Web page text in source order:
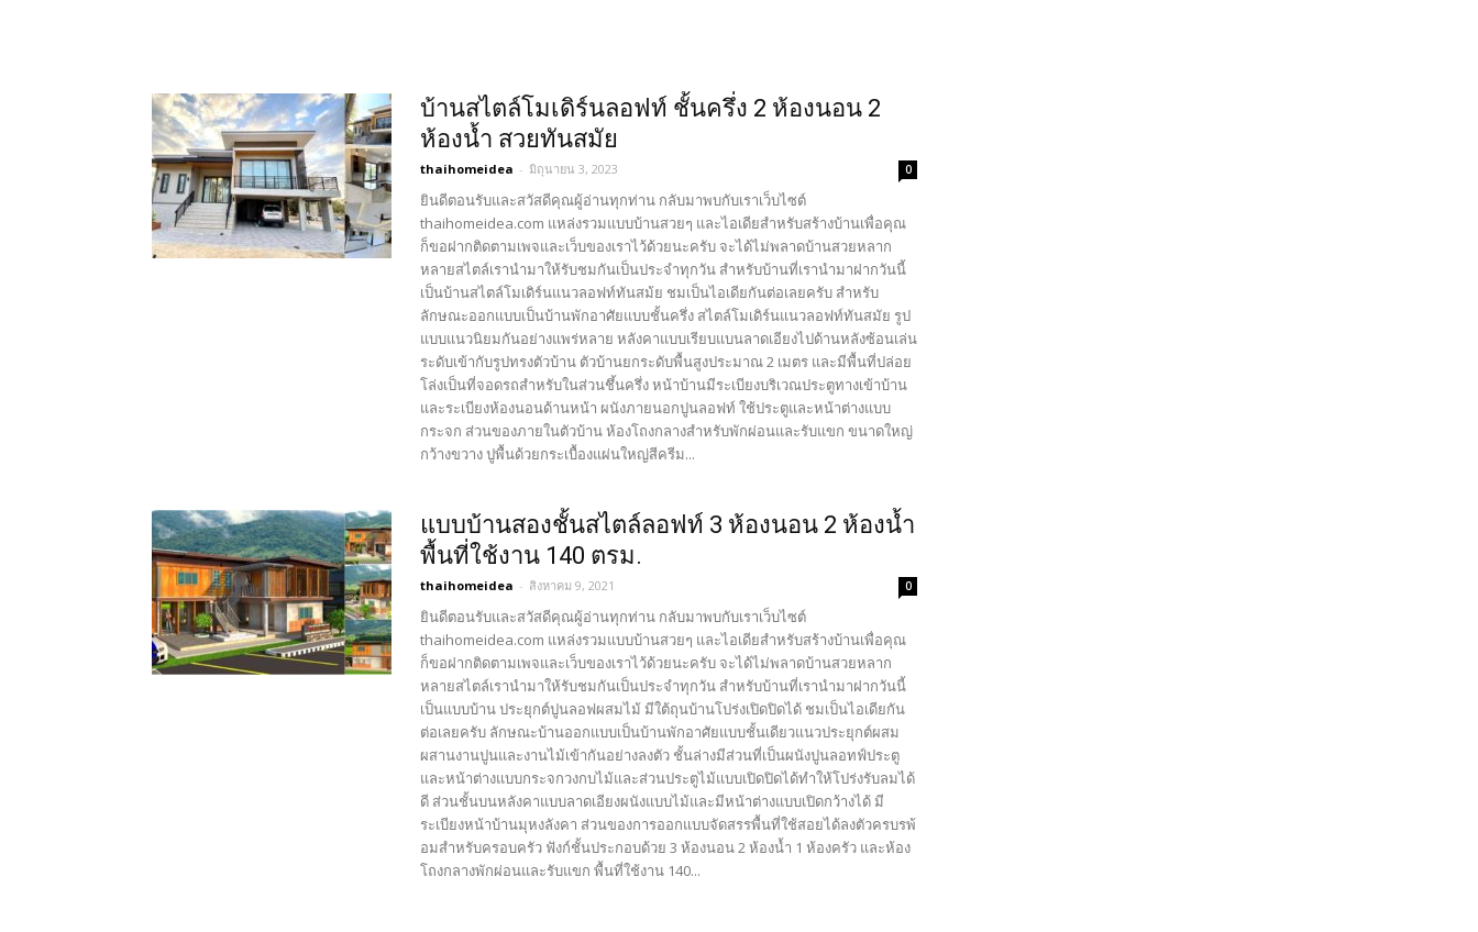
บ้านสไตล์โมเดิร์นลอฟท์ ชั้นครึ่ง 2 ห้องนอน 2
ห้องน้ำ สวยทันสมัย
thaihomeidea - มิถุนายน 3, 2023 0
ยินดีตอนรับและสวัสดีคุณผู้อ่านทุกท่าน กลับมาพบกับเราเว็บไซต์
thaihomeidea.com แหล่งรวมแบบบ้านสวยๆ และไอเดียสำหรับสร้างบ้านเพื่อคุณ
ก็ขอฝากติดตามเพจและเว็บของเราไว้ด้วยนะครับ จะได้ไม่พลาดบ้านสวยหลาก
หลายสไตล์เรานำมาให้รับชมกันเป็นประจำทุกวัน สำหรับบ้านที่เรานำมาฝากวันนี้
เป็นบ้านสไตล์โมเดิร์นแนวลอฟท์ทันสม้ย ชมเป็นไอเดียกันต่อเลยครับ สำหรับ
ลักษณะออกแบบเป็นบ้านพักอาศัยแบบชั้นครึ่ง สไตล์โมเดิร์นแนวลอฟท์ทันสมัย รูป
แบบแนวนิยมกันอย่างแพร่หลาย หลังคาแบบเรียบแบนลาดเอียงไปด้านหลังซ้อนเล่น
ระดับเข้ากับรูปทรงตัวบ้าน ตัวบ้านยกระดับพื้นสูงประมาณ 2 เมตร และมีพื้นที่ปล่อย
โล่งเป็นที่จอดรถสำหรับในส่วนชึ้นครึ่ง หน้าบ้านมีระเบียงบริเวณประตูทางเข้าบ้าน
และระเบียงห้องนอนด้านหน้า ผนังภายนอกปูนลอฟท์ ใช้ประตูและหน้าต่างแบบ
กระจก ส่วนของภายในตัวบ้าน ห้องโถงกลางสำหรับพักผ่อนและรับแขก ขนาดใหญ่
กว้างขวาง ปูพื้นด้วยกระเบื้องแผ่นใหญ่สีครีม...
แบบบ้านสองชั้นสไตล์ลอฟท์ 3 ห้องนอน 2 ห้องน้ำ
พื้นที่ใช้งาน 140 ตรม.
thaihomeidea - สิงหาคม 9, 2021 0
ยินดีตอนรับและสวัสดีคุณผู้อ่านทุกท่าน กลับมาพบกับเราเว็บไซต์
thaihomeidea.com แหล่งรวมแบบบ้านสวยๆ และไอเดียสำหรับสร้างบ้านเพื่อคุณ
ก็ขอฝากติดตามเพจและเว็บของเราไว้ด้วยนะครับ จะได้ไม่พลาดบ้านสวยหลาก
หลายสไตล์เรานำมาให้รับชมกันเป็นประจำทุกวัน สำหรับบ้านที่เรานำมาฝากวันนี้
เป็นแบบบ้าน ประยุกต์ปูนลอฟผสมไม้ มีใต้ถุนบ้านโปร่งเปิดปิดได้ ชมเป็นไอเดียกัน
ต่อเลยครับ ลักษณะบ้านออกแบบเป็นบ้านพักอาศัยแบบชั้นเดียวแนวประยุกต์ผสม
ผสานงานปูนและงานไม้เข้ากันอย่างลงตัว ชั้นล่างมีส่วนที่เป็นผนังปูนลอทฟ์ประตู
และหน้าต่างแบบกระจกวงกบไม้และส่วนประตูไม้แบบเปิดปิดได้ทำให้โปร่งรับลมได้
ดี ส่วนชั้นบนหลังคาแบบลาดเอียงผนังแบบไม้และมีหน้าต่างแบบเปิดกว้างได้ มี
ระเบียงหน้าบ้านมุหงลังคา ส่วนของการออกแบบจัดสรรพื้นที่ใช้สอยได้ลงตัวครบรพ้
อมสำหรับครอบครัว ฟังก์ชั้นประกอบด้วย 3 ห้องนอน 2 ห้องน้ำ 1 ห้องครัว และห้อง
โถงกลางพักผ่อนและรับแขก พื้นที่ใช้งาน 140...